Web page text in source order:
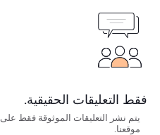
فقط التعليقات الحقيقية.
يتم نشر التعليقات الموثوقة فقط على
موقعنا.